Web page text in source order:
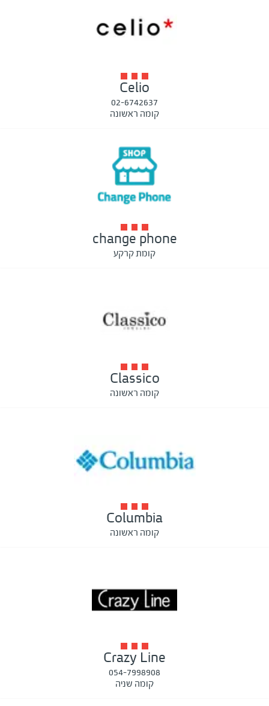
Celio
02-6742637
קומה ראשונה
change phone
קומת קרקע
Classico
קומה ראשונה
Columbia
קומה ראשונה
Crazy Line
054-7998908
קומה שניה